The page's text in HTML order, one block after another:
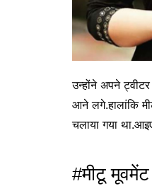
उन्होंने अपने
आने लगे.हालांकि
चलाया गया
#मीटू मूवमेंट